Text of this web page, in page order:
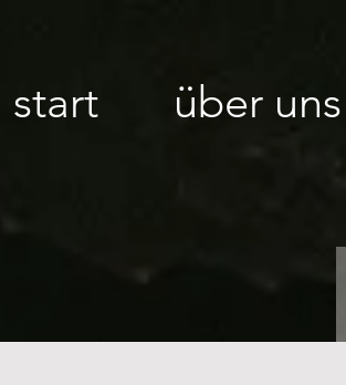
start über uns